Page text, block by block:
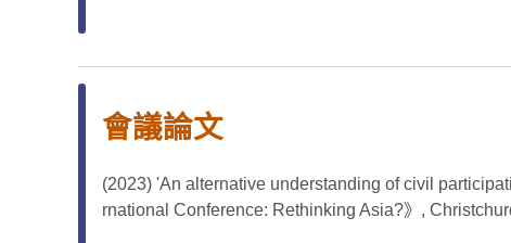
會議論文
(2023) 'An alternative understanding of civil
rnational Conference: Rethinking Asia?》,